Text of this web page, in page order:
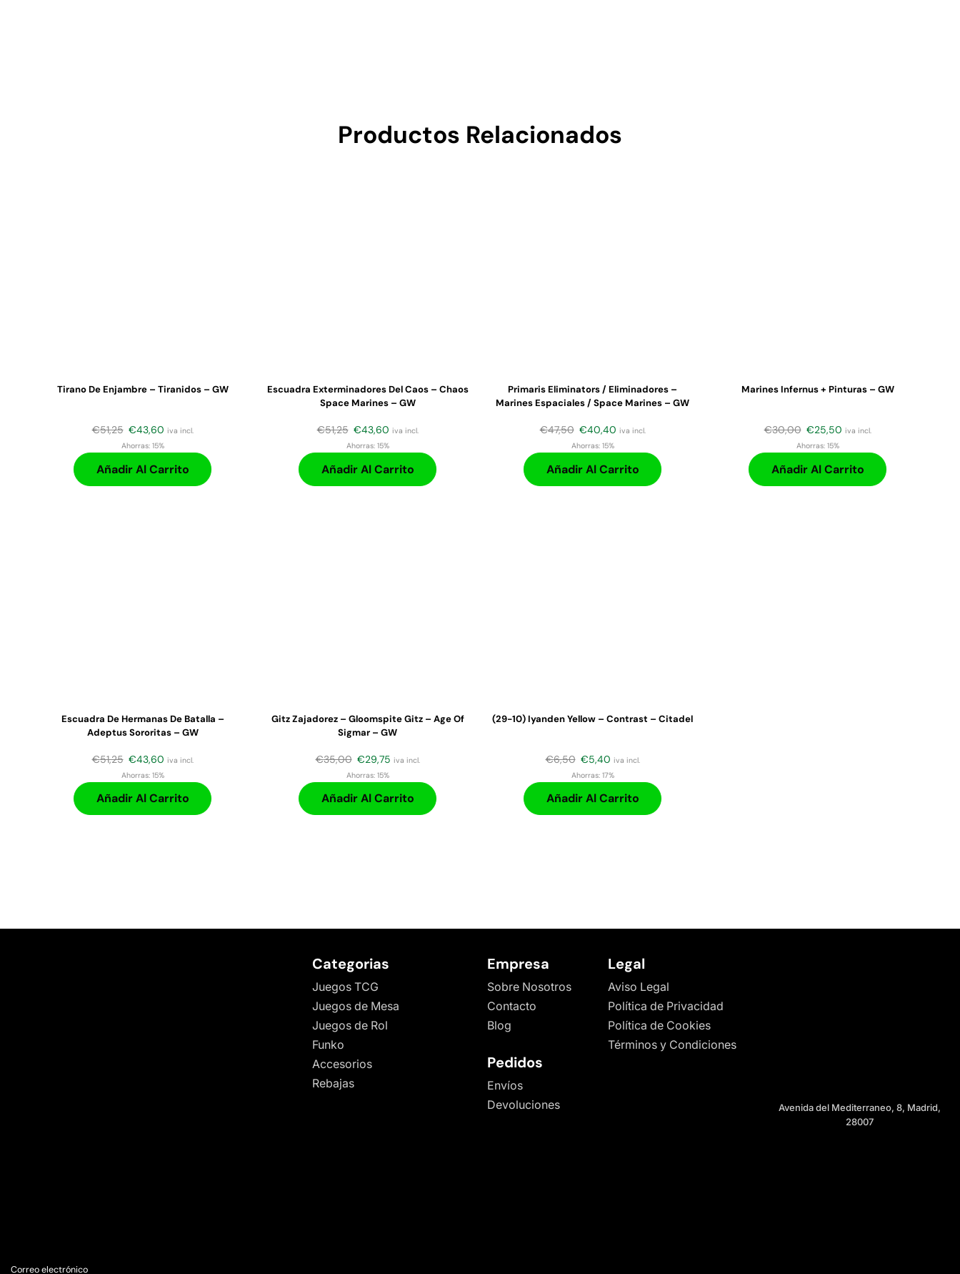
Productos Relacionados
Tirano De Enjambre – Tiranidos – GW
€51,25 €43,60 iva incl.
Ahorras:15%
Añadir Al Carrito
Escuadra Exterminadores Del Caos – Chaos
Space Marines – GW
€51,25 €43,60 iva incl.
Ahorras:15%
Añadir Al Carrito
Primaris Eliminators / Eliminadores –
Marines Espaciales / Space Marines – GW
€47,50 €40,40 iva incl.
Ahorras:15%
Añadir Al Carrito
Marines Infernus + Pinturas – GW
€30,00 €25,50 iva incl.
Ahorras:15%
Añadir Al Carrito
Escuadra De Hermanas De Batalla –
Adeptus Sororitas – GW
€51,25 €43,60 iva incl.
Ahorras:15%
Añadir Al Carrito
Gitz Zajadorez – Gloomspite Gitz – Age Of
Sigmar – GW
€35,00 €29,75 iva incl.
Ahorras:15%
Añadir Al Carrito
(29-10) Iyanden Yellow – Contrast – Citadel
€6,50 €5,40 iva incl.
Ahorras:17%
Añadir Al Carrito
Correo electrónico
Categorias
Juegos TCG
Juegos de Mesa
Juegos de Rol
Funko
Accesorios
Rebajas
Empresa
Sobre Nosotros
Contacto
Blog
Pedidos
Envíos
Devoluciones
Legal
Aviso Legal
Política de Privacidad
Política de Cookies
Términos y Condiciones
Avenida del Mediterraneo, 8, Madrid,
28007